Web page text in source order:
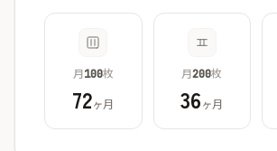
月100枚
72ヶ月
月200枚
36ヶ月